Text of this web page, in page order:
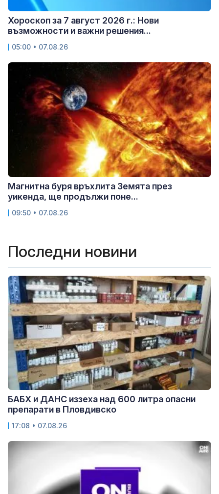
Хороскоп за 7 август 2026 г.: Нови
възможности и важни решения...
05:00 • 07.08.26
Магнитна буря връхлита Земята през
уикенда, ще продължи поне...
09:50 • 07.08.26
Последни новини
БАБХ и ДАНС иззеха над 600 литра опасни
препарати в Пловдивско
17:08 • 07.08.26